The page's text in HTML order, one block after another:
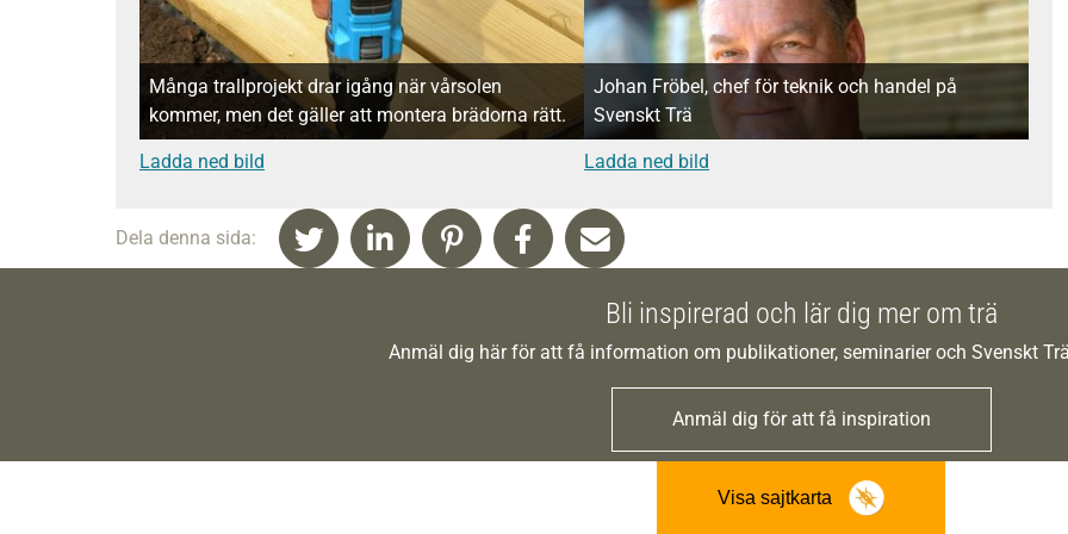
Många trallprojekt drar igång när vårsolen
kommer, men det gäller att montera brädorna rätt.
Ladda ned bild
Johan Fröbel, chef för teknik och handel på
Svenskt Trä
Ladda ned bild
Dela denna sida:
Bli inspirerad och lär dig mer om trä
Anmäl dig här för att få information om publikationer, seminarier och Svenskt
Anmäl dig för att få inspiration
Visa sajtkarta